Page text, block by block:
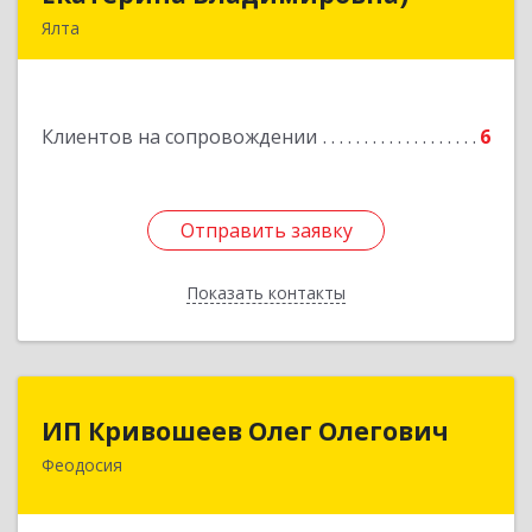
Ялта
Клиентов на сопровождении 6
Отправить заявку
Показать контакты
Отправить заявку
Назад
ИП Кривошеев Олег Олегович
Феодосия